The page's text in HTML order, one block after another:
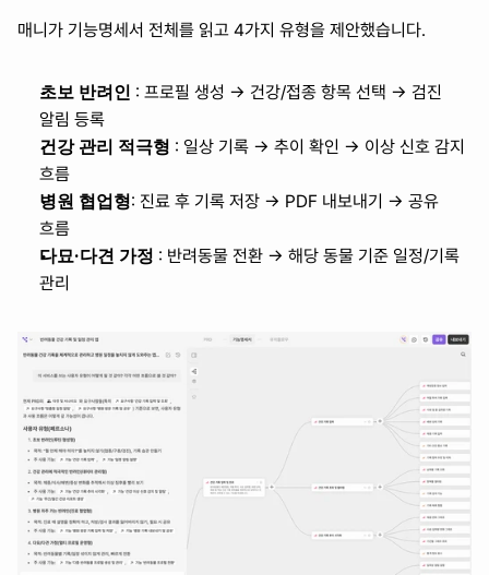
매니가 기능명세서 전체를 읽고 4가지 유형을 제안했습니다.
초보 반려인 : 프로필 생성 → 건강/접종 항목 선택 → 검진
알림 등록
건강 관리 적극형 : 일상 기록 → 추이 확인 → 이상 신호 감지
흐름
병원 협업형: 진료 후 기록 저장 → PDF 내보내기 → 공유
흐름
다묘·다견 가정 : 반려동물 전환 → 해당 동물 기준 일정/기록
관리